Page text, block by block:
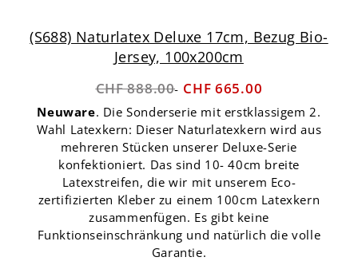
(S688) Naturlatex Deluxe 17cm, Bezug Bio-
Jersey, 100x200cm
CHF 888.00 CHF 665.00
Neuware. Die Sonderserie mit erstklassigem 2.
Wahl Latexkern: Dieser Naturlatexkern wird aus
mehreren Stücken unserer Deluxe-Serie
konfektioniert. Das sind 10- 40cm breite
Latexstreifen, die wir mit unserem Eco-
zertifizierten Kleber zu einem 100cm Latexkern
zusammenfügen. Es gibt keine
Funktionseinschränkung und natürlich die volle
Garantie.